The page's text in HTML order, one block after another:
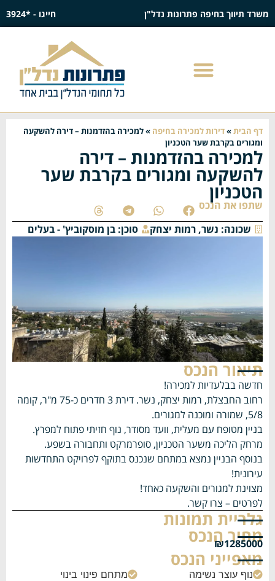
משרד תיווך בחיפה פתרונות נדל"ן חייגו - *3924
דף הבית»דירות למכירה בחיפה »למכירה בהזדמנות – דירה להשקעה
ומגורים בקרבת שער הטכניון
למכירה בהזדמנות – דירה
להשקעה ומגורים בקרבת שער
הטכניון
שתפו את הנכס
שכונה: נשר, רמות יצחק סוכן: בן מוסקוביץ' - בעלים
תיאור הנכס
חדשה בבלעדיות למכירה!
רחוב החבצלת, רמות יצחק, נשר.
דירת 3 חדרים כ-75 מ"ר, קומה
5/8, שמורה ומוכנה למגורים.
בניין מטופח עם מעלית, וועד מסודר, נוף חזיתי פתוח למפרץ.
מרחק הליכה משער הטכניון, סופרמרקט ותחבורה בשפע.
בנוסף הבניין נמצא במתחם שנכנס בתוקף לפרויקט התחדשות
עירונית!
מצוינת למגורים והשקעה כאחד!
לפרטים – צרו קשר.
גלריית תמונות
מחיר הנכס
₪1285000
מאפייני הנכס
נוף עוצר נשימה מתחם פינוי בינוי